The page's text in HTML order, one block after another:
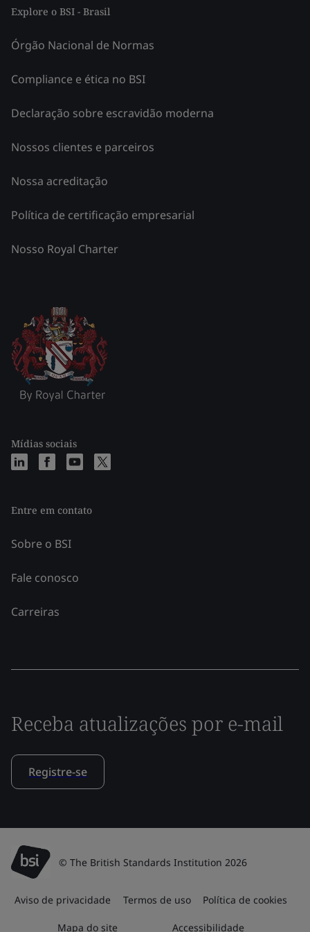
Explore o BSI - Brasil
Órgão Nacional de Normas
Compliance e ética no BSI
Declaração sobre escravidão moderna
Nossos clientes e parceiros
Nossa acreditação
Política de certificação empresarial
Nosso Royal Charter
Mídias sociais
Entre em contato
Sobre o BSI
Fale conosco
Carreiras
Receba atualizações por e-mail
Registre-se
© The British Standards Institution 2026
Aviso de privacidade Termos de uso Política de cookies
Mapa do site Accessibilidade